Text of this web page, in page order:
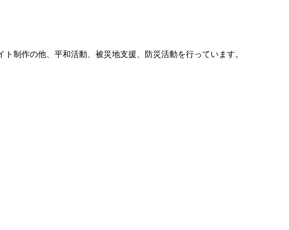
制作の他、平和活動、被災地支援、防災活動を行っています。